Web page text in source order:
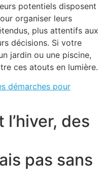
potentiels disposent
organiser leurs
plus attentifs aux
décisions. Si votre
jardin ou une piscine,
ces atouts en lumière.
démarches pour
des
pas sans